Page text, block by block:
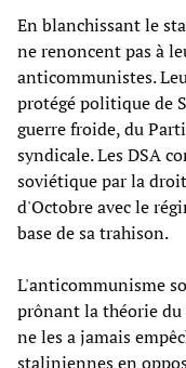
En blanchissant le
ne renoncent pas à
anticommunistes.
protégé politique de
guerre froide, du
syndicale. Les DSA
soviétique par la
d'Octobre avec le
base de sa trahison.
L'anticommunisme
prônant la théorie
ne les a jamais
staliniennes en